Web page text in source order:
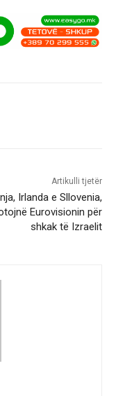
Artikulli tjetër
Irlanda e Sllovenia,
Eurovisionin për
shkak të Izraelit